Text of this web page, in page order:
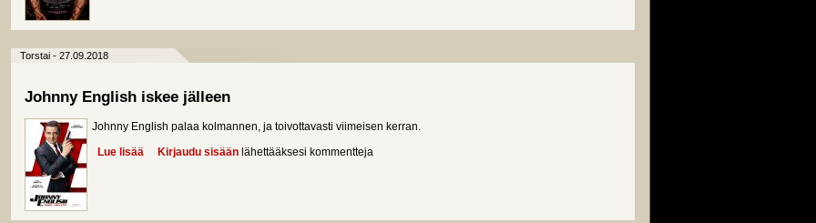
Torstai - 27.09.2018
Johnny English iskee jälleen
Johnny English palaa kolmannen, ja toivottavasti viimeisen kerran.
Lue lisää about Johnny English iskee jälleen
Kirjaudu sisään lähettääksesi kommentteja